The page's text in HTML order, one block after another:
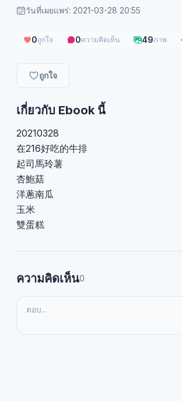
วันที่เผยแพร่: 2021-03-28 20:55
0ถูกใจ 0ความคิดเห็น 49ภาพ
ถูกใจ
เกี่ยวกับ Ebook นี้
20210328
在216好吃的牛排
起司馬玲薯
杏鮑菇
洋蔥南瓜
玉米
雙蛋糕
ความคิดเห็น0